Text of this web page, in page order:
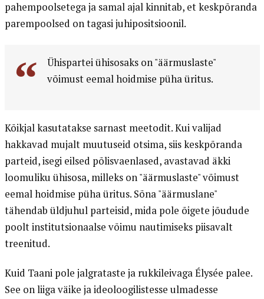
pahempoolsetega ja samal ajal kinnitab, et keskpõranda
parempoolsed on tagasi juhipositsioonil.
Ühispartei ühisosaks on "äärmuslaste"
võimust eemal hoidmise püha üritus.
Kõikjal kasutatakse sarnast meetodit. Kui valijad
hakkavad mujalt muutuseid otsima, siis keskpõranda
parteid, isegi eilsed põlisvaenlased, avastavad äkki
loomuliku ühisosa, milleks on "äärmuslaste" võimust
eemal hoidmise püha üritus. Sõna "äärmuslane"
tähendab üldjuhul parteisid, mida pole õigete jõudude
poolt institutsionaalse võimu nautimiseks piisavalt
treenitud.
Kuid Taani pole jalgrataste ja rukkileivaga Élysée palee.
See on liiga väike ja ideoloogilistesse ulmadesse